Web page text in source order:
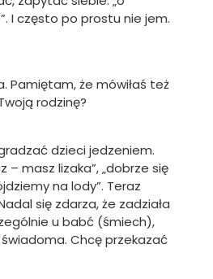
I często po prostu nie jem.
Pamiętam, że mówiłaś też
rodzinę?
dzieci jedzeniem.
– masz lizaka”, „dobrze się
na lody”. Teraz
się zdarza, że zadziała
u babć (śmiech),
Chcę przekazać